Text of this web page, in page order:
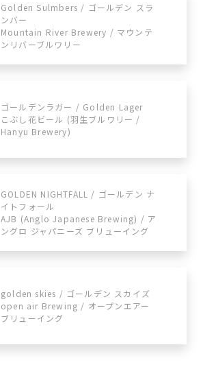
Golden Sulmbers / ゴールデン スラ
ンバー
Mountain River Brewery / マウンテ
ンリバーブルワリー
ゴールデンラガー / Golden Lager
こぶし花ビール (羽生ブルワリー /
Hanyu Brewery)
GOLDEN NIGHTFALL / ゴールデン ナ
イトフォール
AJB (Anglo Japanese Brewing) / ア
ングロ ジャパニーズ ブリューイング
golden skies / ゴールデン スカイズ
open air Brewing / オープンエアー
ブリューイング